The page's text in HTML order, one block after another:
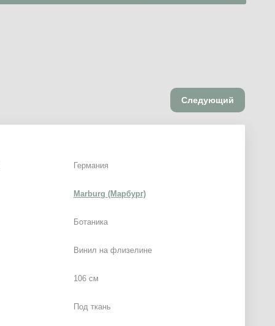
Следующий
Marburg (Марбург)
Германия
Ботаника
Винил на флизелине
106 см
Под ткань